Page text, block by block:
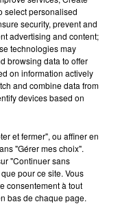
et ami de Jules
contre moi,
courriers avec
suis donc vengé
a annoncé
select personalised
security, prevent and
advertising and content;
technologies may
browsing data to offer
on information actively
and combine data from
devices based on
et fermer", ou affiner en
"Gérer mes choix".
"Continuer sans
pour ce site. Vous
consentement à tout
bas de chaque page.